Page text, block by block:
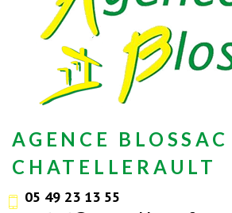
AGENCE BLOSSAC
CHATELLERAULT
05 49 23 13 55